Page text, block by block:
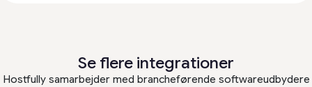
Se flere integrationer
Hostfully samarbejder med brancheførende softwareudbydere